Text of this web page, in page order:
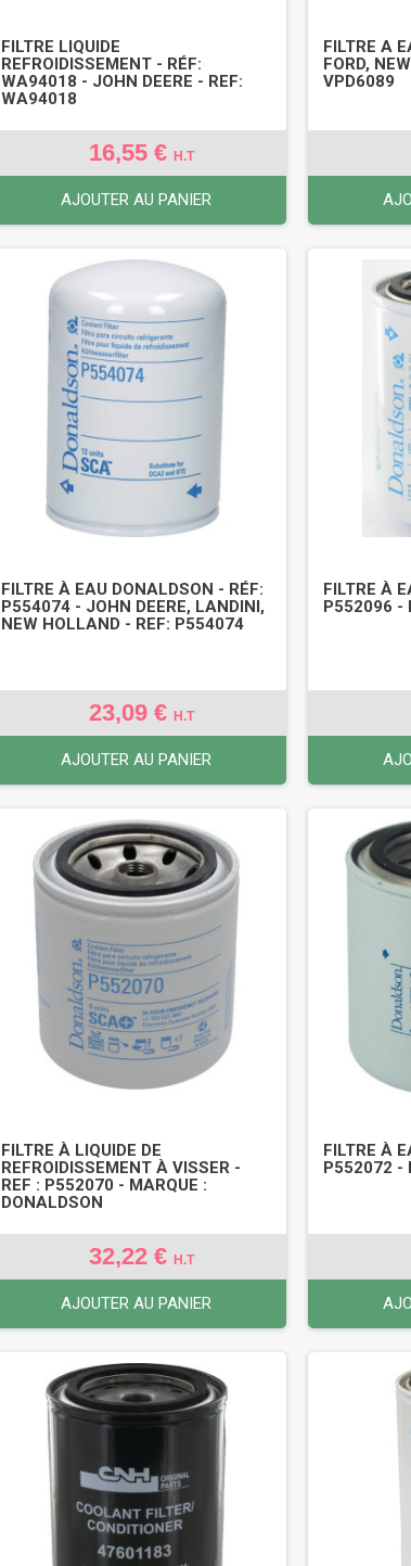
FILTRE LIQUIDE
REFROIDISSEMENT - RÉF:
WA94018 - JOHN DEERE - REF:
WA94018
16,55 €H.T
AJOUTER AU PANIER
FILTRE A
FORD,
VPD6089
FILTRE À EAU DONALDSON - RÉF:
P554074 - JOHN DEERE, LANDINI,
NEW HOLLAND - REF: P554074
23,09 €H.T
AJOUTER AU PANIER
FILTRE À
P552096 -
FILTRE À LIQUIDE DE
REFROIDISSEMENT À VISSER -
REF : P552070 - MARQUE :
DONALDSON
32,22 €H.T
AJOUTER AU PANIER
FILTRE À
P552072 -